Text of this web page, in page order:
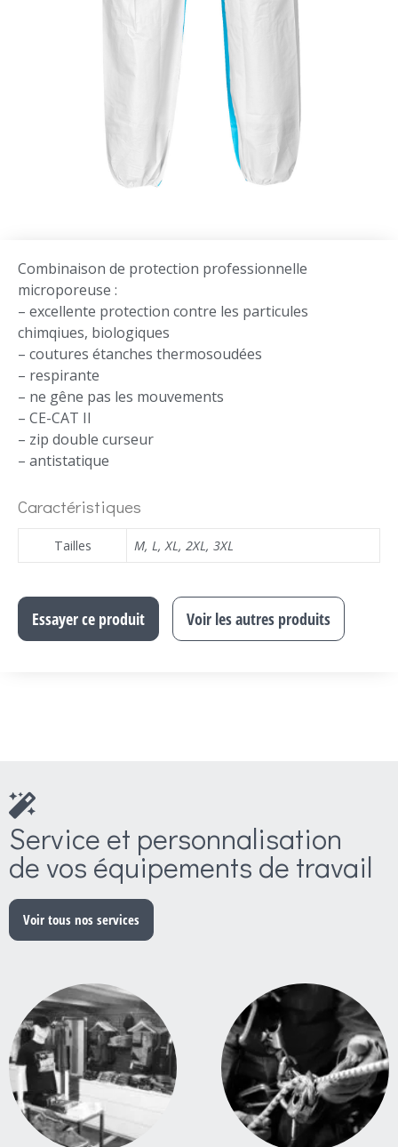
Combinaison de protection professionnelle
microporeuse :
– excellente protection contre les particules
chimqiues, biologiques
– coutures étanches thermosoudées
– respirante
– ne gêne pas les mouvements
– CE-CAT II
– zip double curseur
– antistatique
Caractéristiques
Tailles M, L, XL, 2XL, 3XL
Essayer ce produit Voir les autres produits
Service et personnalisation
de vos équipements de travail
Voir tous nos services